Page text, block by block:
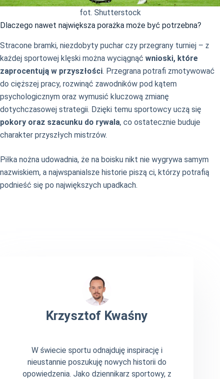
fot. Shutterstock
Dlaczego nawet największa porażka może być potrzebna?
Stracone bramki, niezdobyty puchar czy przegrany turniej – z
każdej sportowej klęski można wyciągnąć wnioski, które
zaprocentują w przyszłości. Przegrana potrafi zmotywować
do cięższej pracy, rozwinąć zawodników pod kątem
psychologicznym oraz wymusić kluczową zmianę
dotychczasowej strategii. Dzięki temu sportowcy uczą się
pokory oraz szacunku do rywala, co ostatecznie buduje
charakter przyszłych mistrzów.
Piłka nożna udowadnia, że na boisku nikt nie wygrywa samym
nazwiskiem, a najwspanialsze historie piszą ci, którzy potrafią
podnieść się po największych upadkach.
Krzysztof Kwaśny
W świecie sportu odnajduję inspirację i
nieustannie poszukuję nowych historii do
opowiedzenia. Jako dziennikarz sportowy, z